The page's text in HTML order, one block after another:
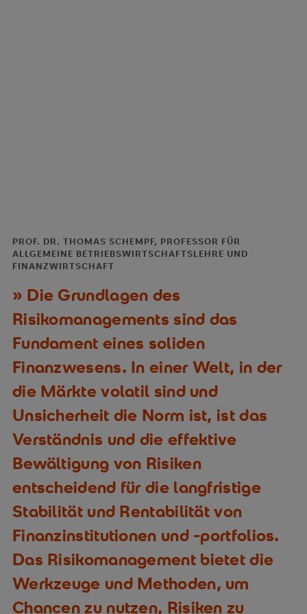
Die Grundlagen des
Risikomanagements sind das
Fundament eines soliden
Finanzwesens. In einer Welt, in der
die Märkte volatil sind und
Unsicherheit die Norm ist, ist das
Verständnis und die effektive
Bewältigung von Risiken
entscheidend für die langfristige
Stabilität und Rentabilität von
Finanzinstitutionen und -portfolios.
Das Risikomanagement bietet die
Werkzeuge und Methoden, um
Chancen zu nutzen, Risiken zu
PROF. DR. THOMAS SCHEMPF, PROFESSOR FÜR
ALLGEMEINE BETRIEBSWIRTSCHAFTSLEHRE UND
FINANZWIRTSCHAFT